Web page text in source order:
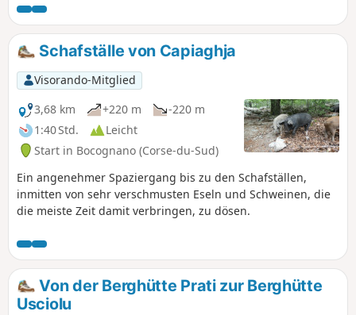
herrlichen Blick auf die umliegenden
Gipfel und den Col de Vizzavona
genießen kann.
Schafställe von Capiaghja
Visorando-Mitglied
3,68 km
+220 m
-220 m
1:40 Std.
Leicht
Start in Bocognano (Corse-du-Sud)
Ein angenehmer Spaziergang bis zu den Schafställen,
inmitten von sehr verschmusten Eseln und Schweinen, die
die meiste Zeit damit verbringen, zu dösen.
Von der Berghütte Prati zur Berghütte
Usciolu